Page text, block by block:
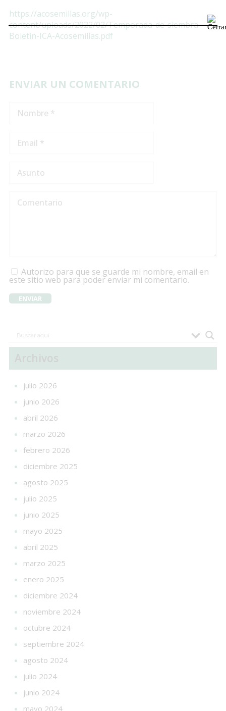
https://acosemillas.org/wp-
content/uploads/2022/02/Temporada-de-siembra-
Boletin-ICA-Acosemillas.pdf
ENVIAR UN COMENTARIO
Autorizo para que se guarde mi nombre, email en
este sitio web para poder enviar mi comentario.
julio 2026
junio 2026
abril 2026
marzo 2026
febrero 2026
diciembre 2025
agosto 2025
julio 2025
junio 2025
mayo 2025
abril 2025
marzo 2025
enero 2025
diciembre 2024
noviembre 2024
octubre 2024
septiembre 2024
agosto 2024
julio 2024
junio 2024
mayo 2024